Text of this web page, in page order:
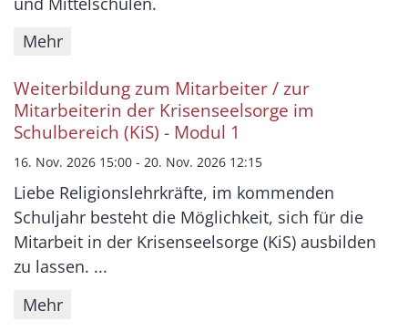
Mehr
Weiterbildung zum Mitarbeiter / zur
Mitarbeiterin der Krisenseelsorge im
Schulbereich (KiS) - Modul 1
16. Nov. 2026 15:00 - 20. Nov. 2026 12:15
Liebe Religionslehrkräfte, im kommenden
Schuljahr besteht die Möglichkeit, sich für die
Mitarbeit in der Krisenseelsorge (KiS) ausbilden
zu lassen. ...
Mehr